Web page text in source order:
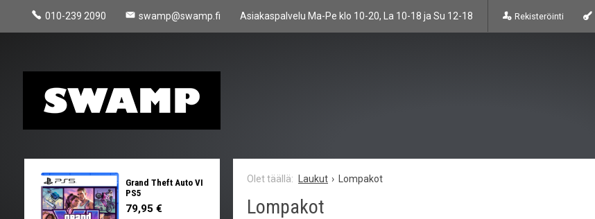
010-239 2090 swamp@swamp.fi Asiakaspalvelu Ma-Pe klo 10-20, La 10-18 ja Su 12-18 Rekisteröinti
Laukut Lompakot
Lompakot
Grand Theft Auto VI
PS5
79,95 €